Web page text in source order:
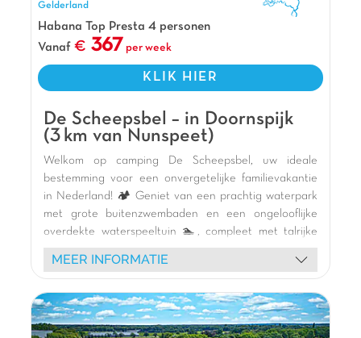
Gelderland
Habana Top Presta 4 personen
Vanaf
367 per week
KLIK HIER
De Scheepsbel – in Doornspijk
(3 km van Nunspeet)
Welkom op camping De Scheepsbel, uw ideale
bestemming voor een onvergetelijke familievakantie
in Nederland! 🏕️ Geniet van een prachtig waterpark
met grote buitenzwembaden en een ongelooflijke
overdekte waterspeeltuin 🏊, compleet met talrijke
glijbanen 🎢 voor urenlang plezier, ongeacht het
weer. Kinderen zullen dol zijn op onze thema-
en creatieve animaties 🎨. Verblijf in onze moderne
en ruime stacaravans 🏡 met terras, omgeven door
MEER INFORMATIE